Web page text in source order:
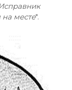
на месте".